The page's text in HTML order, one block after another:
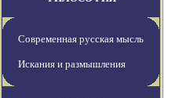
Современная русская мысль
Искания и размышления